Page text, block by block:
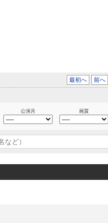
最初へ 前へ
公演月 画質